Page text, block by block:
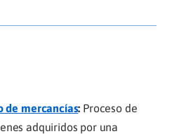
de mercancías: Proceso de
adquiridos por una